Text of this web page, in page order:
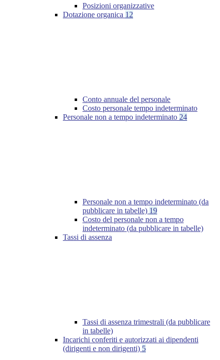
Posizioni organizzative
Dotazione organica 12
Conto annuale del personale
Costo personale tempo indeterminato
Personale non a tempo indeterminato 24
Personale non a tempo indeterminato (da
pubblicare in tabelle) 19
Costo del personale non a tempo
indeterminato (da pubblicare in tabelle)
Tassi di assenza
Tassi di assenza trimestrali (da pubblicare
in tabelle)
Incarichi conferiti e autorizzati ai dipendenti
(dirigenti e non dirigenti) 5